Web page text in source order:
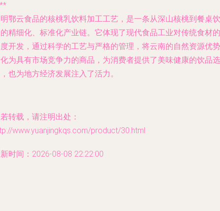
鄂云食品的核桃乳饮料加工工艺，是一条从深山核桃到餐桌饮
精细化、标准化产业链。它体现了现代食品工业对传统食材的
开发，通过科学的工艺与严格的管理，将云南的自然资源优势
为具有市场竞争力的商品，为消费者提供了美味健康的饮品选
也为地方经济发展注入了活力。
转载，请注明出处：
www.yuanjingkqs.com/product/30.html
时间：2026-08-08 22:22:00